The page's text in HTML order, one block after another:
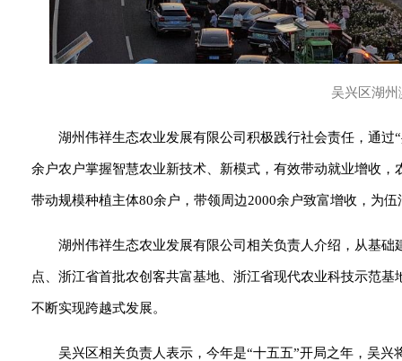
吴兴区湖
湖州伟祥生态农业发展有限公司积极践行社会责任，通
余户农户掌握智慧农业新技术、新模式，有效带动就业增收
带动规模种植主体80余户，带领周边2000余户致富增收，为
湖州伟祥生态农业发展有限公司相关负责人介绍，从基础
点、浙江省首批农创客共富基地、浙江省现代农业科技示范
不断实现跨越式发展。
吴兴区相关负责人表示，今年是“十五五”开局之年，吴